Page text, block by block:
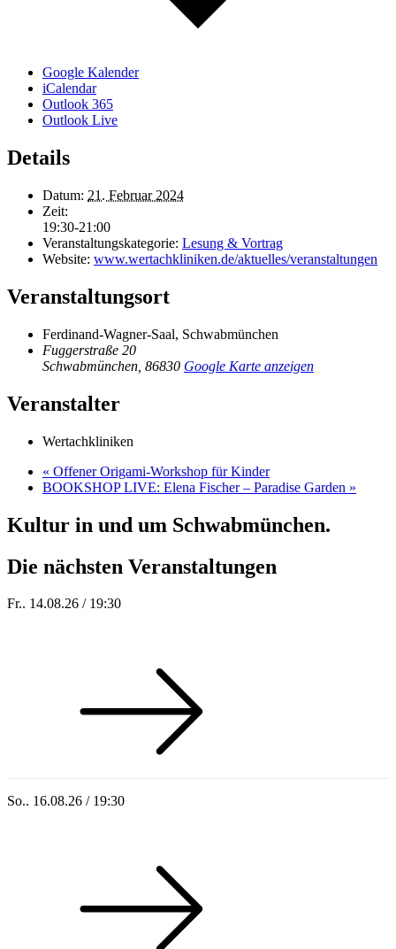
Google Kalender
iCalendar
Outlook 365
Outlook Live
Details
Datum: 21. Februar 2024
Zeit:
19:30-21:00
Veranstaltungskategorie: Lesung & Vortrag
Website: www.wertachkliniken.de/aktuelles/veranstaltungen
Veranstaltungsort
Ferdinand-Wagner-Saal, Schwabmünchen
Fuggerstraße 20
Schwabmünchen 86830 Google Karte anzeigen
Veranstalter
Wertachkliniken
« Offener Origami-Workshop für Kinder
BOOKSHOP LIVE: Elena Fischer – Paradise Garden »
Kultur in und um Schwabmünchen.
Die nächsten Veranstaltungen
Fr.. 14.08.26 / 19:30
So.. 16.08.26 / 19:30